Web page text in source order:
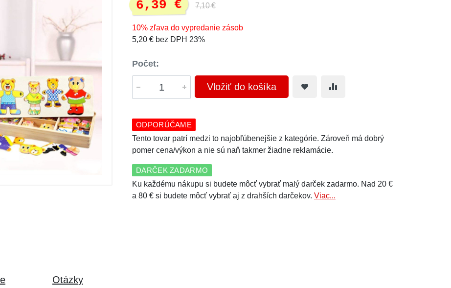
6,39 € 7,10 €
10% zľava do vypredanie zásob
5,20 € bez DPH 23%
Počet:
Vložiť do košíka
ODPORÚČAME
Tento tovar patrí medzi to najobľúbenejšie z kategórie. Zároveň má dobrý
pomer cena/výkon a nie sú naň takmer žiadne reklamácie.
DARČEK ZADARMO
Ku každému nákupu si budete môcť vybrať malý darček zadarmo. Nad 20 €
a 80 € si budete môcť vybrať aj z drahších darčekov. Viac...
Otázky